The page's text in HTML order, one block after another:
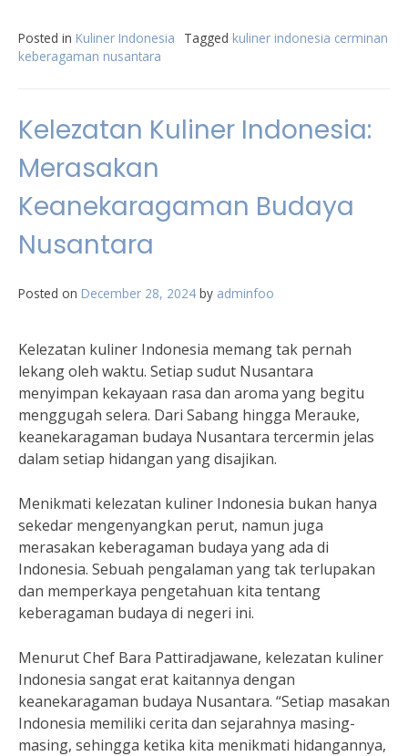
Posted in Kuliner Indonesia Tagged kuliner indonesia cerminan
keberagaman nusantara
Kelezatan Kuliner Indonesia:
Merasakan
Keanekaragaman Budaya
Nusantara
Posted on December 28, 2024 by adminfoo
Kelezatan kuliner Indonesia memang tak pernah
lekang oleh waktu. Setiap sudut Nusantara
menyimpan kekayaan rasa dan aroma yang begitu
menggugah selera. Dari Sabang hingga Merauke,
keanekaragaman budaya Nusantara tercermin jelas
dalam setiap hidangan yang disajikan.
Menikmati kelezatan kuliner Indonesia bukan hanya
sekedar mengenyangkan perut, namun juga
merasakan keberagaman budaya yang ada di
Indonesia. Sebuah pengalaman yang tak terlupakan
dan memperkaya pengetahuan kita tentang
keberagaman budaya di negeri ini.
Menurut Chef Bara Pattiradjawane, kelezatan kuliner
Indonesia sangat erat kaitannya dengan
keanekaragaman budaya Nusantara. “Setiap masakan
Indonesia memiliki cerita dan sejarahnya masing-
masing, sehingga ketika kita menikmati hidangannya,